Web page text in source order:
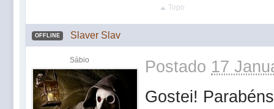
Topo
OFFLINE Slaver Slav
Sábio Postado 17
Gostei! Parabéns